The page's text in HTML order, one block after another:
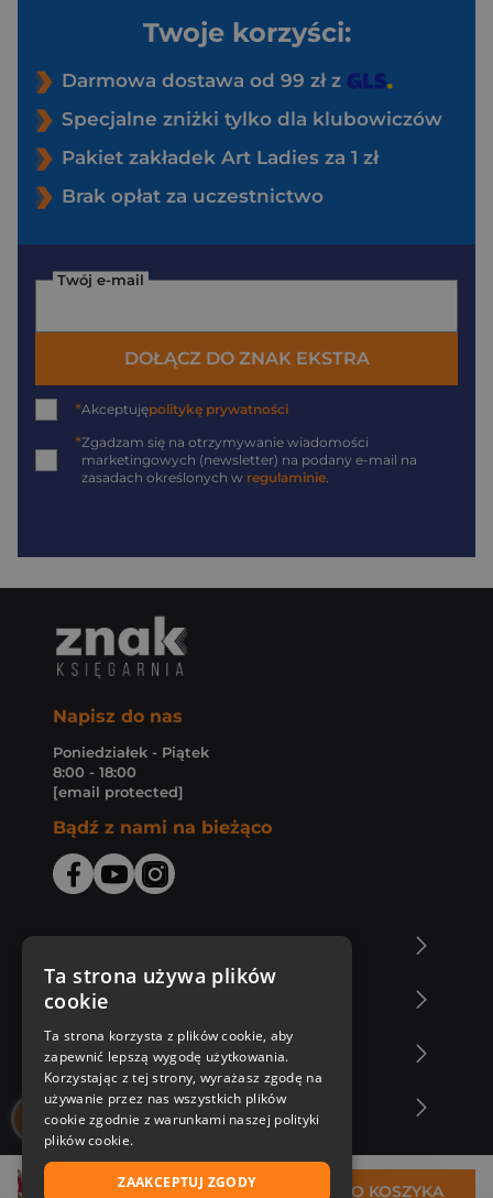
28,31 zł DO KOSZYKA
Twoje korzyści:
Darmowa dostawa od 99 zł z
Specjalne zniżki tylko dla klubowiczów
Pakiet zakładek Art Ladies za 1 zł
Brak opłat za uczestnictwo
Twój e-mail
DOŁĄCZ DO ZNAK EKSTRA
*Akceptujępolitykę prywatności
*Zgadzam się na otrzymywanie wiadomości
marketingowych (newsletter) na podany e-mail na
zasadach określonych w regulaminie
Napisz do nas
Poniedziałek - Piątek
8:00 - 18:00
[email protected]
Bądź z nami na bieżąco
Zakupy u nas
Nasza oferta
Nasi autorzy
Ta strona używa plików
cookie
Ta strona korzysta z plików cookie, aby
zapewnić lepszą wygodę użytkowania.
Korzystając z tej strony, wyrażasz zgodę na
używanie przez nas wszystkich plików
cookie zgodnie z warunkami naszej polityki
plików cookie.
ZAAKCEPTUJ ZGODY